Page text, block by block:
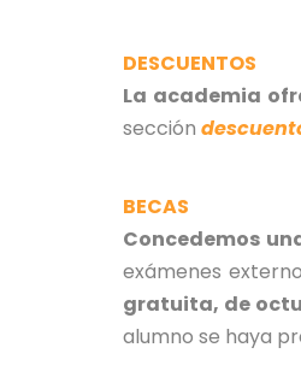
DESCUENTOS
La academia
sección
BECAS
Concedemos
exámenes
gratuita, de
alumno se haya